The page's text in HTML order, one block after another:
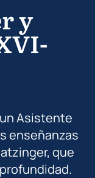
y
Asistente
enseñanzas
que